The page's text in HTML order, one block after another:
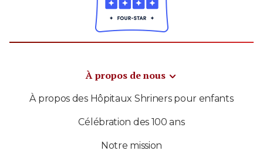
À propos de nous
À propos des Hôpitaux Shriners pour enfants
Célébration des 100 ans
Notre mission